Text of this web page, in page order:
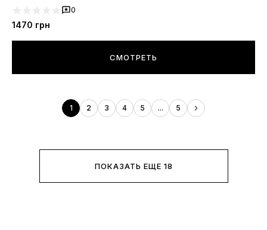
0
1470 грн
СМОТРЕТЬ
1 2 3 4 5 ... 5
ПОКАЗАТЬ ЕЩЕ 18